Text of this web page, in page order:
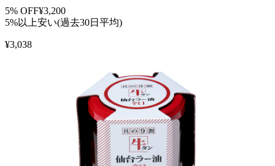
5% OFF¥3,200
5%以上安い(過去30日平均)
¥3,038